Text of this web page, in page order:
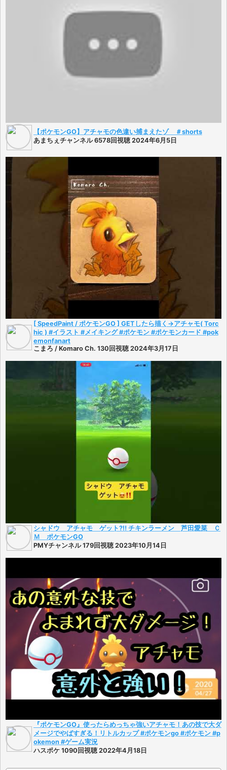
【ポケモンGO】アチャモの色違い捕まえたゾ ＃shorts
あまちぇチャンネル 6578回視聴 2024年6月5日
[ SpeedPaint / ポケモンGO ] GETしたら描く→アチャモ( Torc
hic ) #イラスト #メイキング #ポケモン #ポケモンカード #pok
emonfanart
こまろ / Komaro Ch. 130回視聴 2024年3月17日
シャドウ アチャモ ゲット?‼️ チキンラーメン 芦田愛菜 Ｃ
Ｍ ポケモンGO
PMYチャンネル 179回視聴 2023年10月14日
『ポケモンGO』使ったらめっちゃ強いアチャモ！あの技で大ダ
メージでやばすぎる！リトルカップ #ポケモンgo #ポケモン #p
okemon #ゲーム実況
ハスポケ 1090回視聴 2022年4月18日